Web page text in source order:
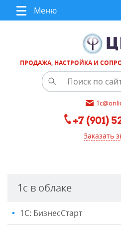
Меню
ПРОДАЖА, НАСТРОЙКА И
+7 (901)
Заказать
1с в облаке
1С: БизнесСтарт